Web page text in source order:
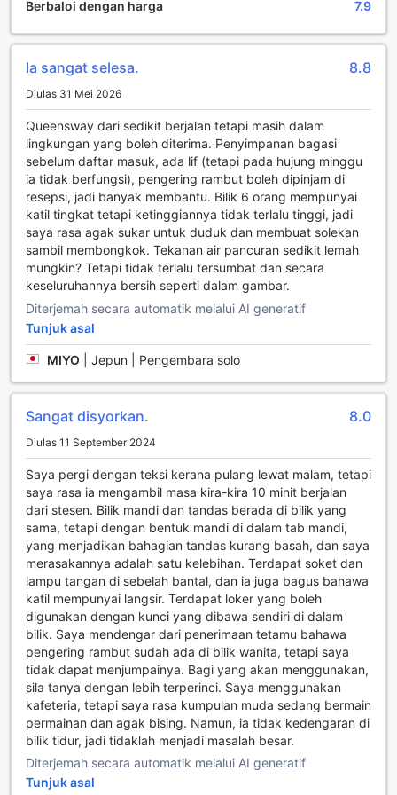
mengundang, di mana anda boleh menikmati pelbagai
seluruh dunia. Suasana yang mesra dan santai di bar ini
menjadikannya tempat yang ideal untuk bersantai selepas
seharian menjelajahi London.
Selain itu, hostel ini juga memiliki bilik permainan yang
dilengkapi dengan pelbagai permainan menarik. Ini adalah
tempat yang sempurna untuk bersaing dengan rakan-
rakan baru atau sekadar meluangkan masa santai. Bagi
mereka yang ingin berehat dan menonton rancangan
kegemaran, kawasan lounge bersama dengan televisyen
menyediakan ruang yang selesa untuk bersantai. Dengan
kemudahan hiburan yang menarik ini, Smart Hyde Park
View Hostel menjanjikan pengalaman yang tidak dapat
dilupakan bagi setiap pengunjung.
Kemudahan Praktikal di Smart Hyde Park View Hostel
Smart Hyde Park View Hostel menawarkan pelbagai
kemudahan praktikal yang direka untuk memastikan
keselesaan dan keselamatan para tetamu. Dengan
perkhidmatan dobi yang efisien, anda tidak perlu risau
tentang pakaian kotor semasa bercuti. Tambahan pula,
peti simpanan keselamatan disediakan untuk menyimpan
ketenangan fikiran sepanjang penginapan anda.
Di samping itu, hostel ini dilengkapi dengan akses Wi-Fi
percuma di semua bilik serta kawasan awam,
membolehkan anda sentiasa terhubung dengan keluarga
dan rakan-rakan. Bagi mereka yang merokok, terdapat
kawasan merokok yang ditetapkan untuk memastikan
keselesaan semua tetamu. Kemudahan penyimpanan
bagasi dan perkhidmatan pembersihan harian juga
disediakan, menjadikan penginapan anda lebih mudah dan
tanpa stres. Dengan semua kemudahan ini, Smart Hyde
Park View Hostel adalah pilihan ideal bagi pengembara
yang mencari keselesaan dan kemudahan di London.
Kemudahan Pengangkutan di Smart Hyde Park View
Hostel
Smart Hyde Park View Hostel menawarkan kemudahan
pengangkutan yang sangat baik untuk memastikan
pengunjung dapat menjelajahi keindahan London dengan
mudah dan selesa. Dengan lokasi yang strategik
Berbaloi dengan harga 7.9
Ia sangat selesa. 8.8
Diulas 31 Mei 2026
Queensway dari sedikit berjalan tetapi masih dalam
lingkungan yang boleh diterima. Penyimpanan bagasi
sebelum daftar masuk, ada lif (tetapi pada hujung minggu
ia tidak berfungsi), pengering rambut boleh dipinjam di
resepsi, jadi banyak membantu. Bilik 6 orang mempunyai
katil tingkat tetapi ketinggiannya tidak terlalu tinggi, jadi
saya rasa agak sukar untuk duduk dan membuat solekan
sambil membongkok. Tekanan air pancuran sedikit lemah
mungkin? Tetapi tidak terlalu tersumbat dan secara
keseluruhannya bersih seperti dalam gambar.
Diterjemah secara automatik melalui AI generatif
Tunjuk asal
MIYO Jepun | Pengembara solo
Sangat disyorkan. 8.0
Diulas 11 September 2024
Saya pergi dengan teksi kerana pulang lewat malam, tetapi
saya rasa ia mengambil masa kira-kira 10 minit berjalan
dari stesen. Bilik mandi dan tandas berada di bilik yang
sama, tetapi dengan bentuk mandi di dalam tab mandi,
yang menjadikan bahagian tandas kurang basah, dan saya
merasakannya adalah satu kelebihan. Terdapat soket dan
lampu tangan di sebelah bantal, dan ia juga bagus bahawa
katil mempunyai langsir. Terdapat loker yang boleh
digunakan dengan kunci yang dibawa sendiri di dalam
bilik. Saya mendengar dari penerimaan tetamu bahawa
pengering rambut sudah ada di bilik wanita, tetapi saya
tidak dapat menjumpainya. Bagi yang akan menggunakan,
sila tanya dengan lebih terperinci. Saya menggunakan
kafeteria, tetapi saya rasa kumpulan muda sedang bermain
permainan dan agak bising. Namun, ia tidak kedengaran di
bilik tidur, jadi tidaklah menjadi masalah besar.
Diterjemah secara automatik melalui AI generatif
Tunjuk asal